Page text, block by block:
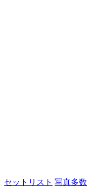
セットリスト 写真多数